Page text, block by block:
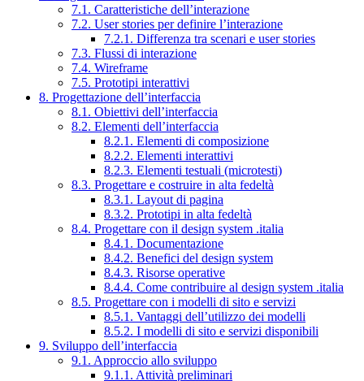
7.1. Caratteristiche dell’interazione
7.2. User stories per definire l’interazione
7.2.1. Differenza tra scenari e user stories
7.3. Flussi di interazione
7.4. Wireframe
7.5. Prototipi interattivi
8. Progettazione dell’interfaccia
8.1. Obiettivi dell’interfaccia
8.2. Elementi dell’interfaccia
8.2.1. Elementi di composizione
8.2.2. Elementi interattivi
8.2.3. Elementi testuali (microtesti)
8.3. Progettare e costruire in alta fedeltà
8.3.1. Layout di pagina
8.3.2. Prototipi in alta fedeltà
8.4. Progettare con il design system .italia
8.4.1. Documentazione
8.4.2. Benefici del design system
8.4.3. Risorse operative
8.4.4. Come contribuire al design system .italia
8.5. Progettare con i modelli di sito e servizi
8.5.1. Vantaggi dell’utilizzo dei modelli
8.5.2. I modelli di sito e servizi disponibili
9. Sviluppo dell’interfaccia
9.1. Approccio allo sviluppo
9.1.1. Attività preliminari